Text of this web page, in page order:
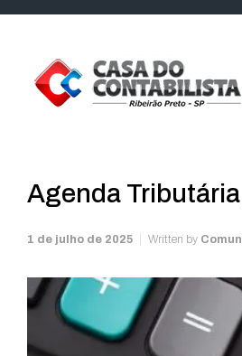
Agenda
1 de julho de 2025 Written by